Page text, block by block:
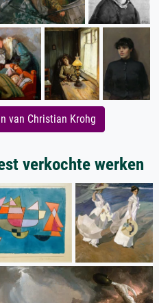
van Christian Krohg
verkochte werken